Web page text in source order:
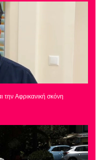
την Αφρικανική σκόνη